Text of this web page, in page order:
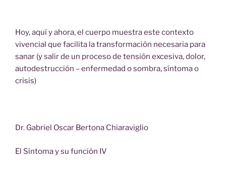
Hoy, aquí y ahora, el cuerpo muestra este contexto
vivencial que facilita la transformación necesaria para
sanar (y salir de un proceso de tensión excesiva, dolor,
autodestrucción – enfermedad o sombra, síntoma o
crisis)
Dr. Gabriel Oscar Bertona Chiaraviglio
El Síntoma y su función IV